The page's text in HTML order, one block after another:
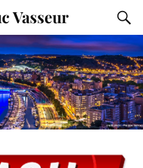
Vasseur